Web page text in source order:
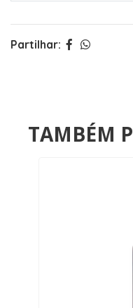
Partilhar:
TAMBÉM